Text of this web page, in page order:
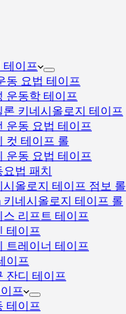
테이프
동 요법 테이프
운동학 테이프
론 키네시올로지 테이프
운동 요법 테이프
컷 테이프 롤
운동 요법 테이프
요법 패치
시올로지 테이프 점보 롤
키네시올로지 테이프 롤
스 리프트 테이프
테이프
트레이너 테이프
이프
잔디 테이프
프
테이프